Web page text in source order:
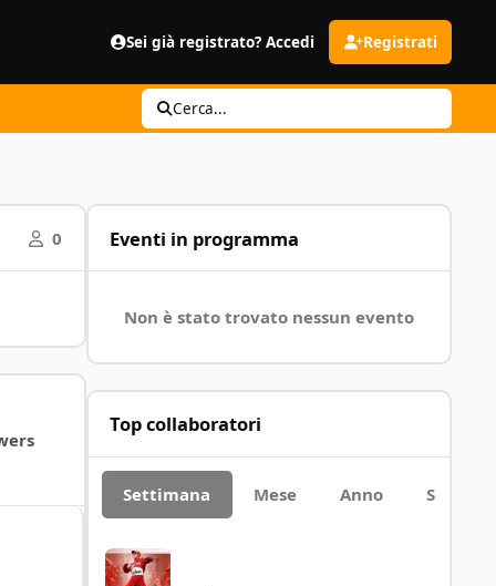
Sei già registrato? Accedi Registrati
Cerca...
0 Eventi in programma
Non è stato trovato nessun evento
Top collaboratori
Settimana Mese Anno Sempre